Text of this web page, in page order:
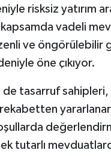
risksiz yatırım
vadeli
ve öngörülebilir
öne çıkıyor.
tasarruf sahipleri,
tutarlı